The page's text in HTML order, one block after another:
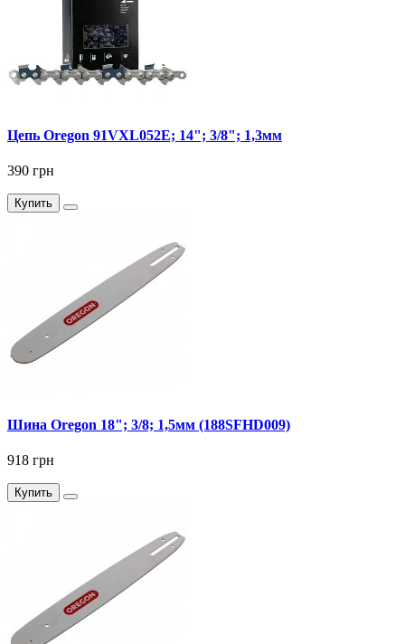
Цепь Oregon 91VXL052E; 14"; 3/8"; 1,3мм
390 грн
Купить
Шина Oregon 18"; 3/8; 1,5мм (188SFHD009)
918 грн
Купить